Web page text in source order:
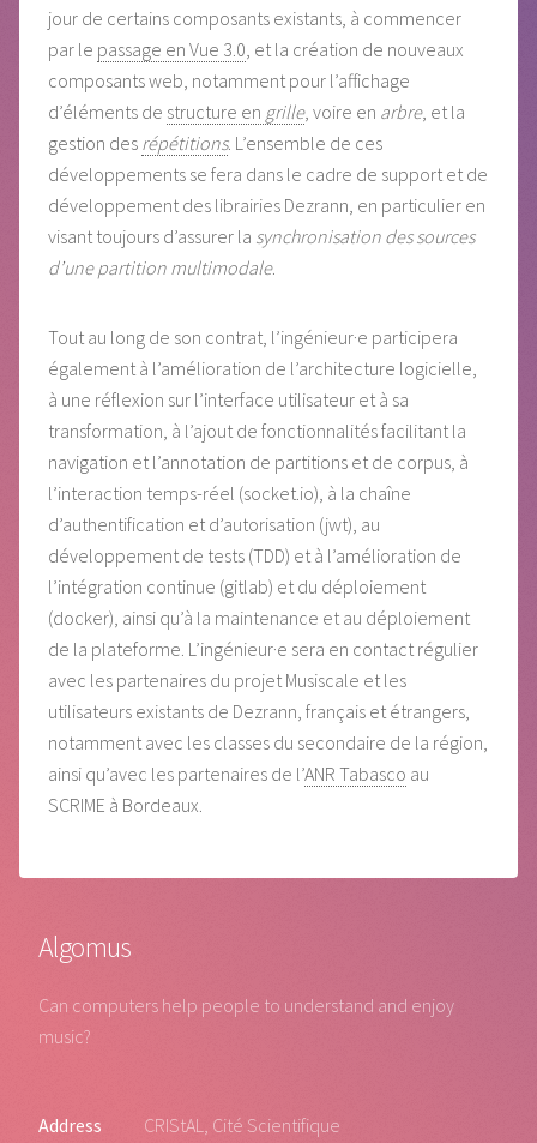
jour de certains composants existants, à commencer
par le passage en Vue 3.0 , et la création de nouveaux
composants web, notamment pour l’affichage
d’éléments de structure en grille, voire en arbre, et la
gestion des répétitions. L’ensemble de ces
développements se fera dans le cadre de support et de
développement des librairies Dezrann, en particulier en
visant toujours d’assurer la synchronisation des sources
d’une partition multimodale.
Tout au long de son contrat, l’ingénieur·e participera
également à l’amélioration de l’architecture logicielle,
à une réflexion sur l’interface utilisateur et à sa
transformation, à l’ajout de fonctionnalités facilitant la
navigation et l’annotation de partitions et de corpus, à
l’interaction temps-réel (socket.io), à la chaîne
d’authentification et d’autorisation (jwt), au
développement de tests (TDD) et à l’amélioration de
l’intégration continue (gitlab) et du déploiement
(docker), ainsi qu’à la maintenance et au déploiement
de la plateforme. L’ingénieur·e sera en contact régulier
avec les partenaires du projet Musiscale et les
utilisateurs existants de Dezrann, français et étrangers,
notamment avec les classes du secondaire de la région,
ainsi qu’avec les partenaires de l’ANR Tabasco au
SCRIME à Bordeaux.
Algomus
Can computers help people to understand and enjoy
music?
Address CRIStAL, Cité Scientifique